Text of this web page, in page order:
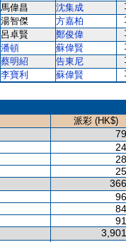
馬偉昌 沈集成
湯智傑 方嘉柏
呂卓賢 鄭俊偉
潘頓 蘇偉賢
蔡明紹 告東尼
李寶利 蘇偉賢
派彩 (HK$)